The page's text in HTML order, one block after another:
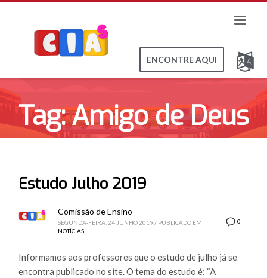
ENCONTRE AQUI
Tag: Amigo de Deus
Estudo Julho 2019
0
Comissão de Ensino
SEGUNDA-FEIRA, 24 JUNHO 2019 / PUBLICADO EM
NOTÍCIAS
Informamos aos professores que o estudo de julho já se
encontra publicado no site. O tema do estudo é: “A